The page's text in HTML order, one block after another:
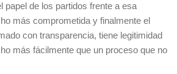
papel de los partidos frente a esa
más comprometida y finalmente el
con transparencia, tiene legitimidad
más fácilmente que un proceso que no